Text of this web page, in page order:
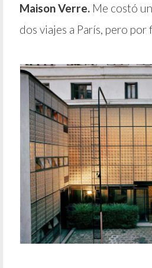
Maison Verre. Me costó
dos viajes a París, pero